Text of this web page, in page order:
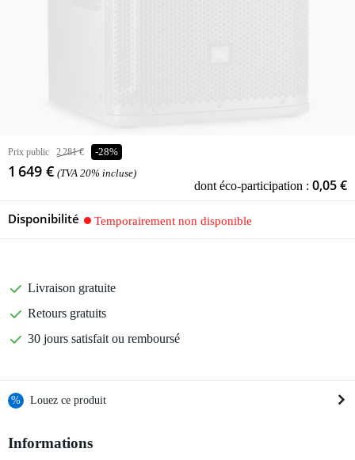
Prix public 2 281 € -28%
1 649 € (TVA 20% incluse)
dont éco-participation : 0,05 €
Disponibilité Temporairement non disponible
Livraison gratuite
Retours gratuits
30 jours satisfait ou remboursé
% Louez ce produit
Louez ce produit à partir de 118 € par mois
Informations